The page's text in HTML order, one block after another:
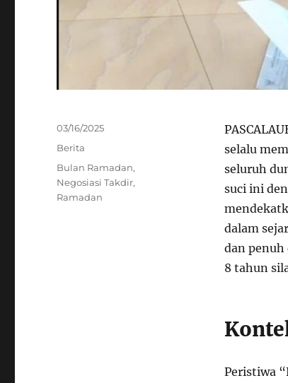
selalu
seluruh
suci ini
dalam
dan penuh
8 tahun
Peristiwa
Posted
03/16/2025
Categories
Berita
Tags
Bulan Ramadan,
Negosiasi Takdir,
Ramadan